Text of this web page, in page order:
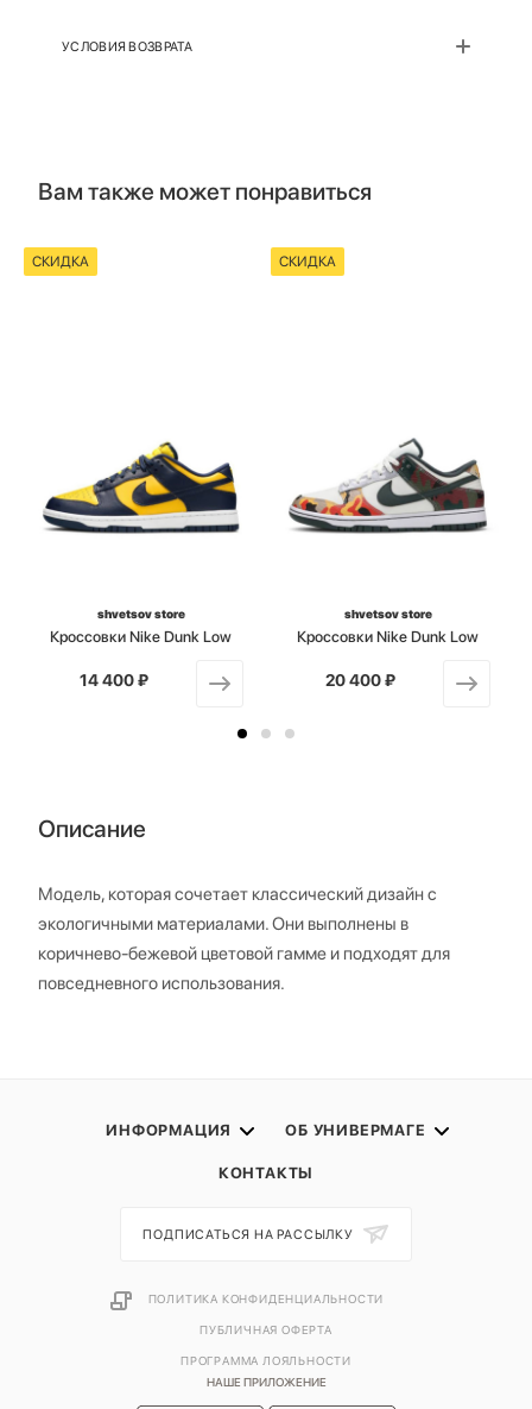
УСЛОВИЯ ВОЗВРАТА
Вам также может понравиться
СКИДКА
shvetsov store
Кроссовки Nike Dunk Low
от
14 400 ₽
СКИДКА
shvetsov store
Кроссовки Nike Dunk Low
от
20 400 ₽
Описание
Модель, которая сочетает классический дизайн с
экологичными материалами. Они выполнены в
коричнево-бежевой цветовой гамме и подходят для
повседневного использования.
ИНФОРМАЦИЯ ОБ УНИВЕРМАГЕ
КОНТАКТЫ
НАШЕ ПРИЛОЖЕНИЕ
ПОДПИСАТЬСЯ НА РАССЫЛКУ
ПОЛИТИКА КОНФИДЕНЦИАЛЬНОСТИ
ПУБЛИЧНАЯ ОФЕРТА
ПРОГРАММА ЛОЯЛЬНОСТИ